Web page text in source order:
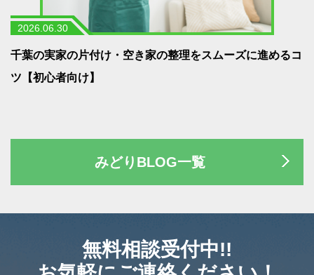
2026.06.30
千葉の実家の片付け・空き家の整理をスムーズに進めるコ
ツ【初心者向け】
みどりBLOG一覧
無料相談受付中!!